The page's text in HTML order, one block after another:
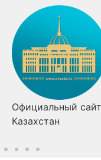
Официальный
Казахстан